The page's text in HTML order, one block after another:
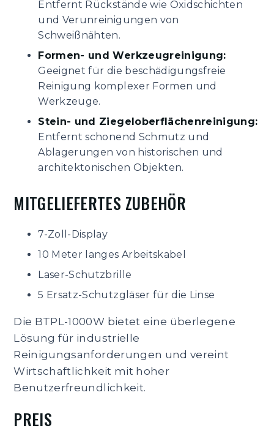
Entfernt Rückstände wie Oxidschichten
und Verunreinigungen von
Schweißnähten.
Formen- und Werkzeugreinigung:
Geeignet für die beschädigungsfreie
Reinigung komplexer Formen und
Werkzeuge.
Stein- und Ziegeloberflächenreinigung:
Entfernt schonend Schmutz und
Ablagerungen von historischen und
architektonischen Objekten.
MITGELIEFERTES ZUBEHÖR
7-Zoll-Display
10 Meter langes Arbeitskabel
Laser-Schutzbrille
5 Ersatz-Schutzgläser für die Linse
Die BTPL-1000W bietet eine überlegene
Lösung für industrielle
Reinigungsanforderungen und vereint
Wirtschaftlichkeit mit hoher
Benutzerfreundlichkeit.
PREIS